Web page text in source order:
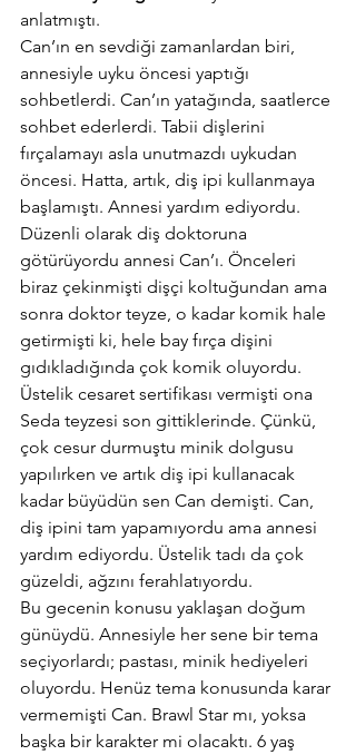
anlatmıştı.
Can’ın en sevdiği zamanlardan biri,
annesiyle uyku öncesi yaptığı
sohbetlerdi. Can’ın yatağında, saatlerce
sohbet ederlerdi. Tabii dişlerini
fırçalamayı asla unutmazdı uykudan
öncesi. Hatta, artık, diş ipi kullanmaya
başlamıştı. Annesi yardım ediyordu.
Düzenli olarak diş doktoruna
götürüyordu annesi Can’ı. Önceleri
biraz çekinmişti dişçi koltuğundan ama
sonra doktor teyze, o kadar komik hale
getirmişti ki, hele bay fırça dişini
gıdıkladığında çok komik oluyordu.
Üstelik cesaret sertifikası vermişti ona
Seda teyzesi son gittiklerinde. Çünkü,
çok cesur durmuştu minik dolgusu
yapılırken ve artık diş ipi kullanacak
kadar büyüdün sen Can demişti. Can,
diş ipini tam yapamıyordu ama annesi
yardım ediyordu. Üstelik tadı da çok
güzeldi, ağzını ferahlatıyordu.
Bu gecenin konusu yaklaşan doğum
günüydü. Annesiyle her sene bir tema
seçiyorlardı; pastası, minik hediyeleri
oluyordu. Henüz tema konusunda karar
vermemişti Can. Brawl Star mı, yoksa
başka bir karakter mi olacaktı. 6 yaş